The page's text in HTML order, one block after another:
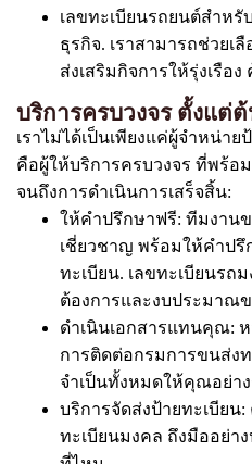
เลขทะเบียนรถยนต์สำหรั
ธุรกิจ. เราสามารถช่วยเ
ส่งเสริมกิจการให้รุ่งเรือง
บริการครบวงจร ตั้งแต่
เราไม่ได้เป็นเพียงแค่ผู้จำหน่าย
คือผู้ให้บริการครบวงจร ที่พร้
จนถึงการดำเนินการเสร็จสิ้น:
ให้คำปรึกษาฟรี: ทีมงาน
เชี่ยวชาญ พร้อมให้คำปรึ
ทะเบียน. เลขทะเบียนรถ
ต้องการและงบประมาณ
ดำเนินเอกสารแทนคุณ:
การติดต่อกรมการขนส่งท
จำเป็นทั้งหมดให้คุณอย่าง
บริการจัดส่งป้ายทะเบียน
ทะเบียนมงคล ถึงมืออย่า